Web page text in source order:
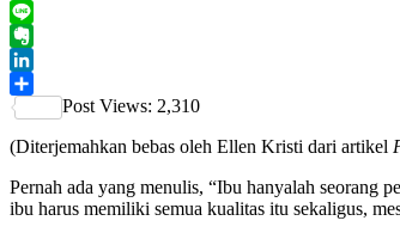
Telegram
Line
Evernote
LinkedIn
Share
Post Views: 2,310
(Diterjemahkan bebas oleh Ellen Kristi dari artikel
Pernah ada yang menulis, “Ibu hanyalah seorang
ibu harus memiliki semua kualitas itu sekaligus,